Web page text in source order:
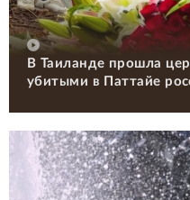
В Таиланде прошла
убитыми в Паттайе